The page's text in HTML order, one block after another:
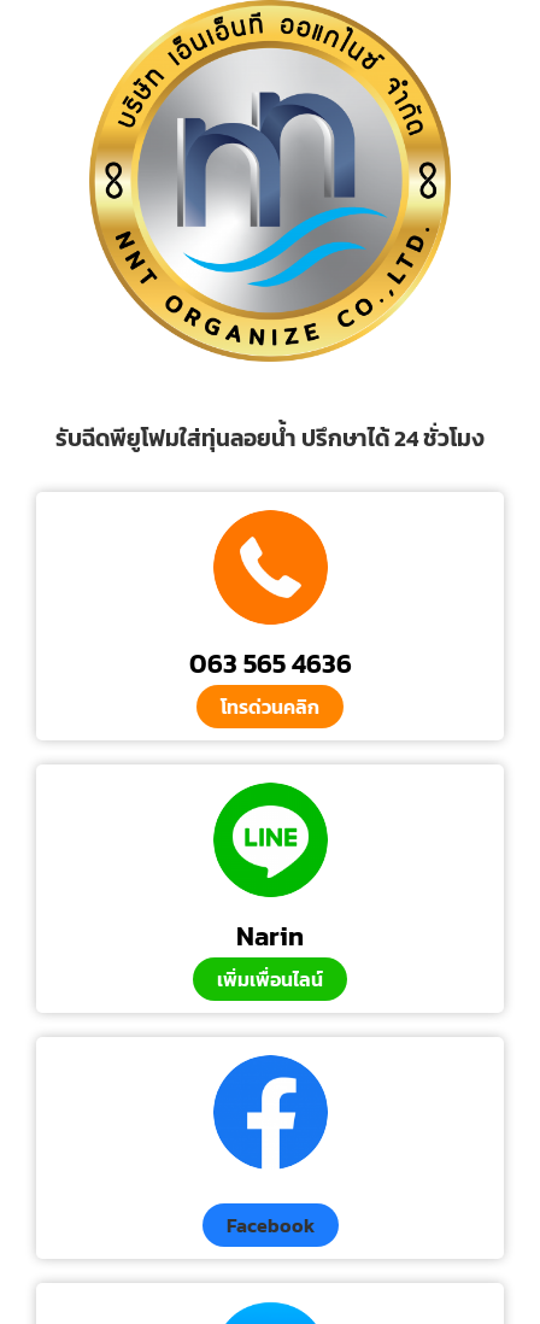
รับฉีดพียูโฟมใส่ทุ่นลอยน้ำ ปรึกษาได้ 24 ชั่วโมง
063 565 4636
โทรด่วนคลิก
Narin
เพิ่มเพื่อนไลน์
Facebook